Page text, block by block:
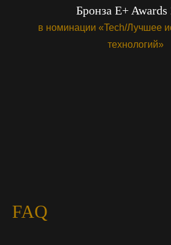
Бронза E+ Awards
в номинации «Tech/Лучшее
технологий»
FAQ